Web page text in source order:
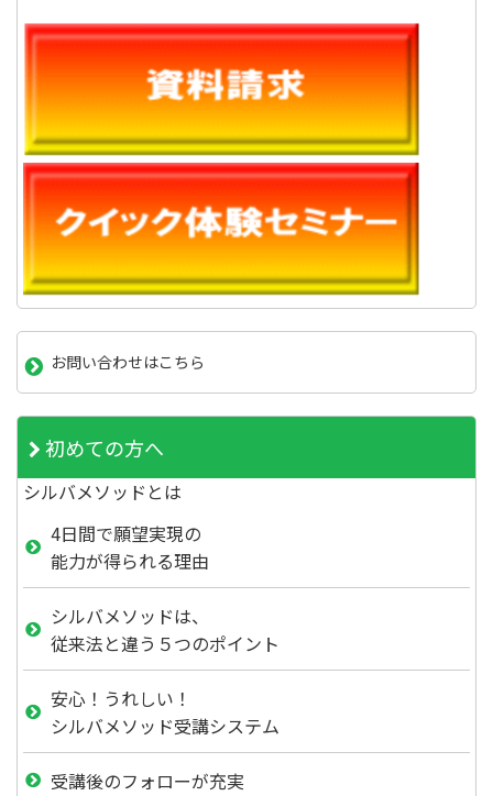
お問い合わせはこちら
初めての方へ
シルバメソッドとは
4日間で願望実現の
能力が得られる理由
シルバメソッドは、
従来法と違う５つのポイント
安心！うれしい！
シルバメソッド受講システム
受講後のフォローが充実